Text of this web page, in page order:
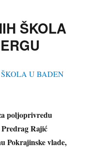
ŠKOLA
poljoprivredu
Rajić
Pokrajinske vlade,